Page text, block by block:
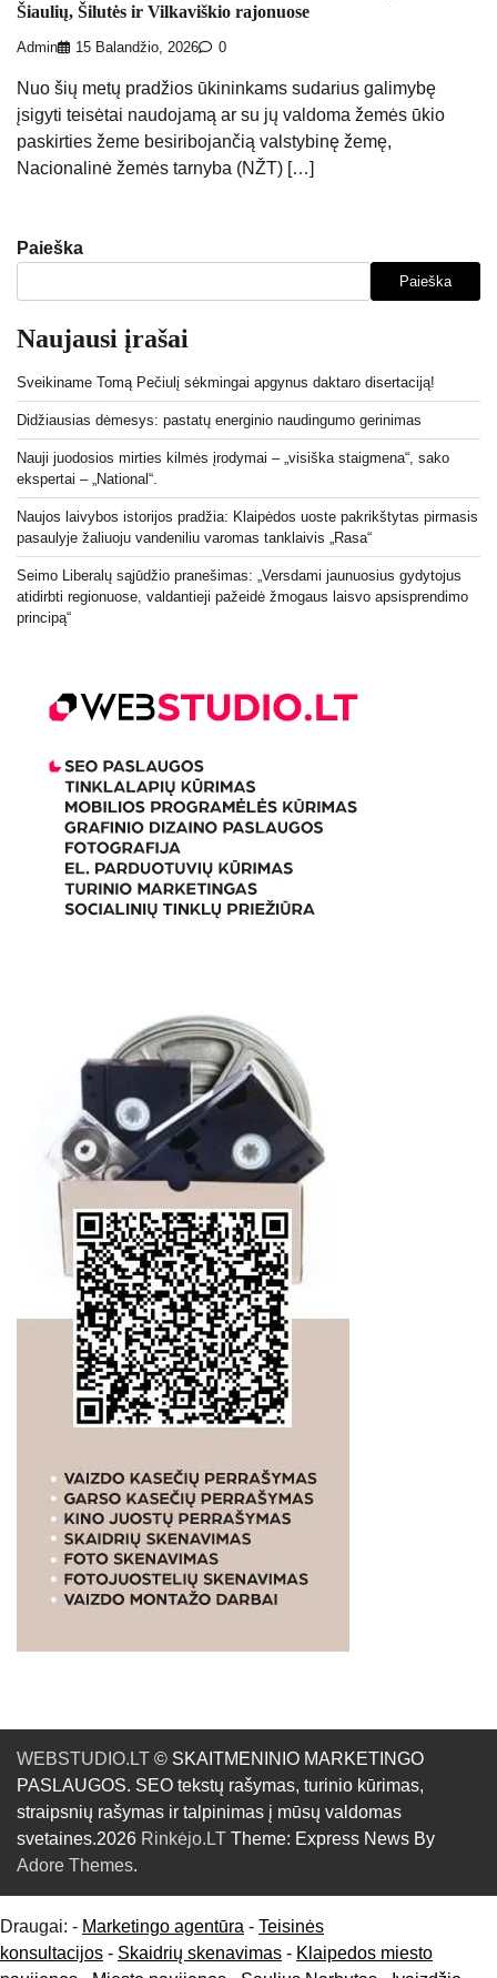
Šiaulių, Šilutės ir Vilkaviškio rajonuose
Admin 15 Balandžio, 2026 0
Nuo šių metų pradžios ūkininkams sudarius galimybę
įsigyti teisėtai naudojamą ar su jų valdoma žemės ūkio
paskirties žeme besiribojančią valstybinę žemę,
Nacionalinė žemės tarnyba (NŽT) […]
Paieška
Paieška
Naujausi įrašai
Sveikiname Tomą Pečiulį sėkmingai apgynus daktaro disertaciją!
Didžiausias dėmesys: pastatų energinio naudingumo gerinimas
Nauji juodosios mirties kilmės įrodymai – „visiška staigmena“, sako
ekspertai – „National“.
Naujos laivybos istorijos pradžia: Klaipėdos uoste pakrikštytas pirmasis
pasaulyje žaliuoju vandeniliu varomas tanklaivis „Rasa“
Seimo Liberalų sąjūdžio pranešimas: „Versdami jaunuosius gydytojus
atidirbti regionuose, valdantieji pažeidė žmogaus laisvo apsisprendimo
principą“
WEBSTUDIO.LT © SKAITMENINIO MARKETINGO
PASLAUGOS. SEO tekstų rašymas, turinio kūrimas,
straipsnių rašymas ir talpinimas į mūsų valdomas
svetaines.2026 Rinkėjo.LT Theme: Express News By
Adore Themes.
Draugai: - Marketingo agentūra - Teisinės
konsultacijos - Skaidrių skenavimas - Klaipedos miesto